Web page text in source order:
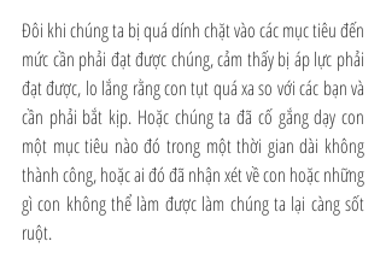
Đôi khi chúng ta bị quá dính chặt vào các mục tiêu đến
mức cần phải đạt được chúng, cảm thấy bị áp lực phải
đạt được, lo lắng rằng con tụt quá xa so với các bạn và
cần phải bắt kịp. Hoặc chúng ta đã cố gắng dạy con
một mục tiêu nào đó trong một thời gian dài không
thành công, hoặc ai đó đã nhận xét về con hoặc những
gì con không thể làm được làm chúng ta lại càng sốt
ruột.